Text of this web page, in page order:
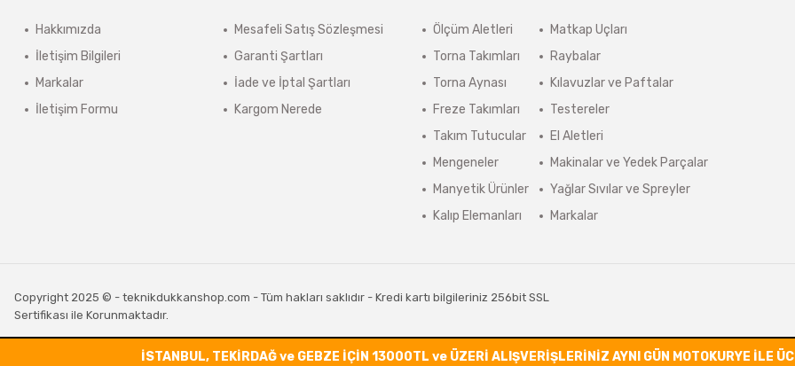
Hakkımızda
İletişim Bilgileri
Markalar
İletişim Formu
Mesafeli Satış Sözleşmesi
Garanti Şartları
İade ve İptal Şartları
Kargom Nerede
Ölçüm Aletleri
Torna Takımları
Torna Aynası
Freze Takımları
Takım Tutucular
Mengeneler
Manyetik Ürünler
Kalıp Elemanları
Matkap Uçları
Raybalar
Kılavuzlar ve Paftalar
Testereler
El Aletleri
Makinalar ve Yedek Parçalar
Yağlar Sıvılar ve Spreyler
Markalar
Copyright 2025 © - teknikdukkanshop.com - Tüm hakları saklıdır - Kredi kartı bilgileriniz 256bit SSL
Sertifikası ile Korunmaktadır.
İSTANBUL, TEKİRDAĞ ve GEBZE İÇİN 13000TL ve ÜZERİ ALIŞVERİŞLERİNİZ AYNI GÜN MOTOKURYE İLE
ideasoft e- ile